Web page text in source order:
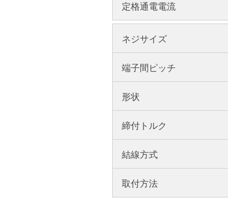
定格通電電流
ネジサイズ
端子間ピッチ
形状
締付トルク
結線方式
取付方法